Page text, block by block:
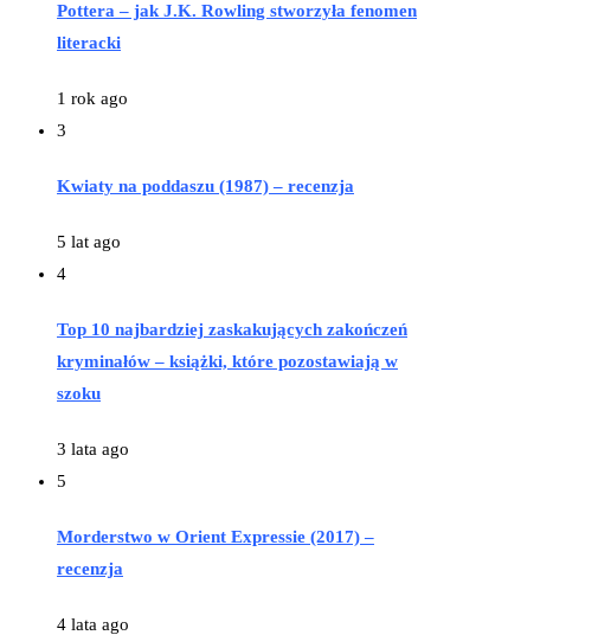
Pottera – jak J.K. Rowling stworzyła fenomen
literacki
1 rok ago
3
Kwiaty na poddaszu (1987) – recenzja
5 lat ago
4
Top 10 najbardziej zaskakujących zakończeń
kryminałów – książki, które pozostawiają w
szoku
3 lata ago
5
Morderstwo w Orient Expressie (2017) –
recenzja
4 lata ago